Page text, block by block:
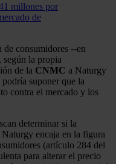
millones por
de
de consumidores --en
, según la propia
de la CNMC a Naturgy
suponer que la
contra el mercado y los
determinar si la
encaja en la figura
(artículo 284 del
para alterar el precio